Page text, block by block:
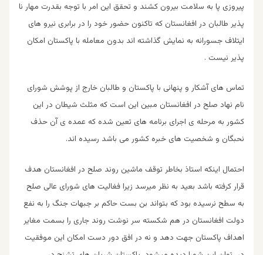
پیروزی پا به سلامت بیرون کشند و تحقق این امر با توجه بقدرت مهار نا
پذیر طالبان در افغانستان که تاکنون حضور خود را در برابری نیرو های
ایتلاف جسورانه به نمایش گذاشته اند بدون معامله با پاکستان امکان
پذیر نیست .
تماس های آشکار و پنهانی با پاکستان و طالبان خارج از پوشش شورای
نام نهاد صلح در افغانستان مبین این است که مثلث شیطان در این
کشور به مرحله ی اجرای برنامه های تعین شده که عمده ی آن حذف
نحبگان و شخصیت های خبره کشور می باشد رسیده اند.
احتمال اینکه استاذ بخاطر توقف ماشین روند صلح در افغانستان هدف
قرار کرفته باشد بعید به نظر میرسد زیرا فغالیت های شورای عالی صلح
به سطح نرسیده بود که بتواند بن بست حاکم بر جبهات جنگ را به نفع
دولت افغانستان در هم شکسته سر نوشت روند جاری را بسمت مغایر
اهداف پاکستان جهت دهد و نه در افق دور دست امکان این موفقیت